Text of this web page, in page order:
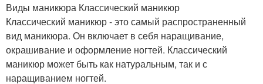
Виды маникюра Классический маникюр
Классический маникюр - это самый распространенный
вид маникюра. Он включает в себя наращивание,
окрашивание и оформление ногтей. Классический
маникюр может быть как натуральным, так и с
наращиванием ногтей.